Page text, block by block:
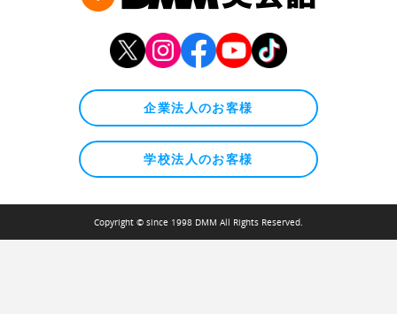
企業法人のお客様
学校法人のお客様
Copyright © since 1998 DMM All Rights Reserved.